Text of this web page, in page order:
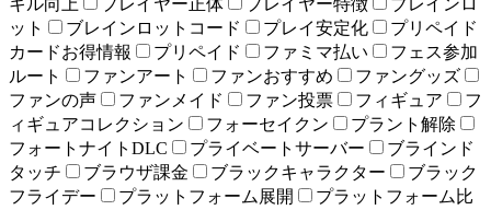
キル向上 プレイヤー正体 プレイヤー特徴
ブレインロ
ット
ブレインロットコード プレイ安定化
プリペイド
カードお得情報
プリペイド ファミマ払い
フェス参加
ルート
ファンアート ファンおすすめ
ファングッズ
ファンの声
ファンメイド ファン投票 フィギュア
フ
ィギュアコレクション
フォーセイクン
プラント解除
フォートナイトDLC
プライベートサーバー
ブラインド
タッチ
ブラウザ課金 ブラックキャラクター
ブラック
フライデー
プラットフォーム展開
プラットフォーム比